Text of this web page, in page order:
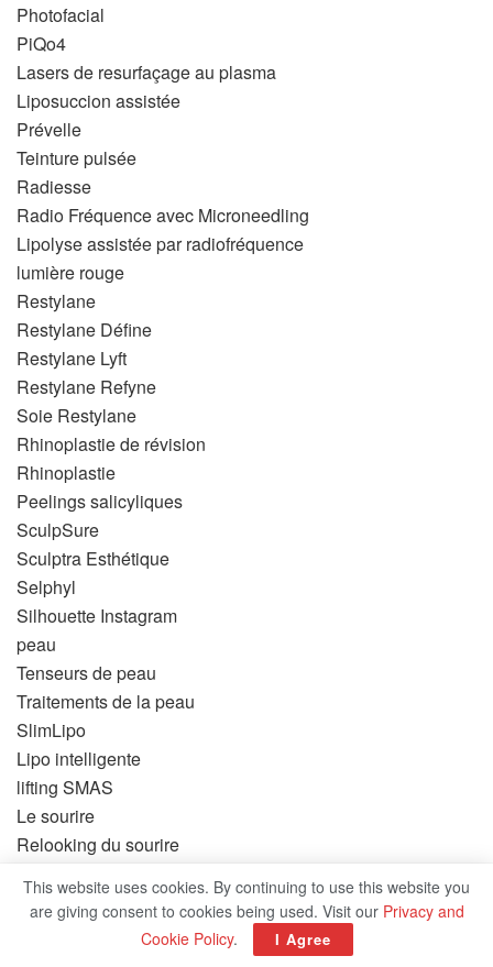
Photofacial
PiQo4
Lasers de resurfaçage au plasma
Liposuccion assistée
Prévelle
Teinture pulsée
Radiesse
Radio Fréquence avec Microneedling
Lipolyse assistée par radiofréquence
lumière rouge
Restylane
Restylane Défine
Restylane Lyft
Restylane Refyne
Soie Restylane
Rhinoplastie de révision
Rhinoplastie
Peelings salicyliques
SculpSure
Sculptra Esthétique
Selphyl
Silhouette Instagram
peau
Tenseurs de peau
Traitements de la peau
SlimLipo
Lipo intelligente
lifting SMAS
Le sourire
Relooking du sourire
Lissage
Traitements des vergetures
This website uses cookies. By continuing to use this website you
are giving consent to cookies being used. Visit our Privacy and
Cookie Policy. I Agree